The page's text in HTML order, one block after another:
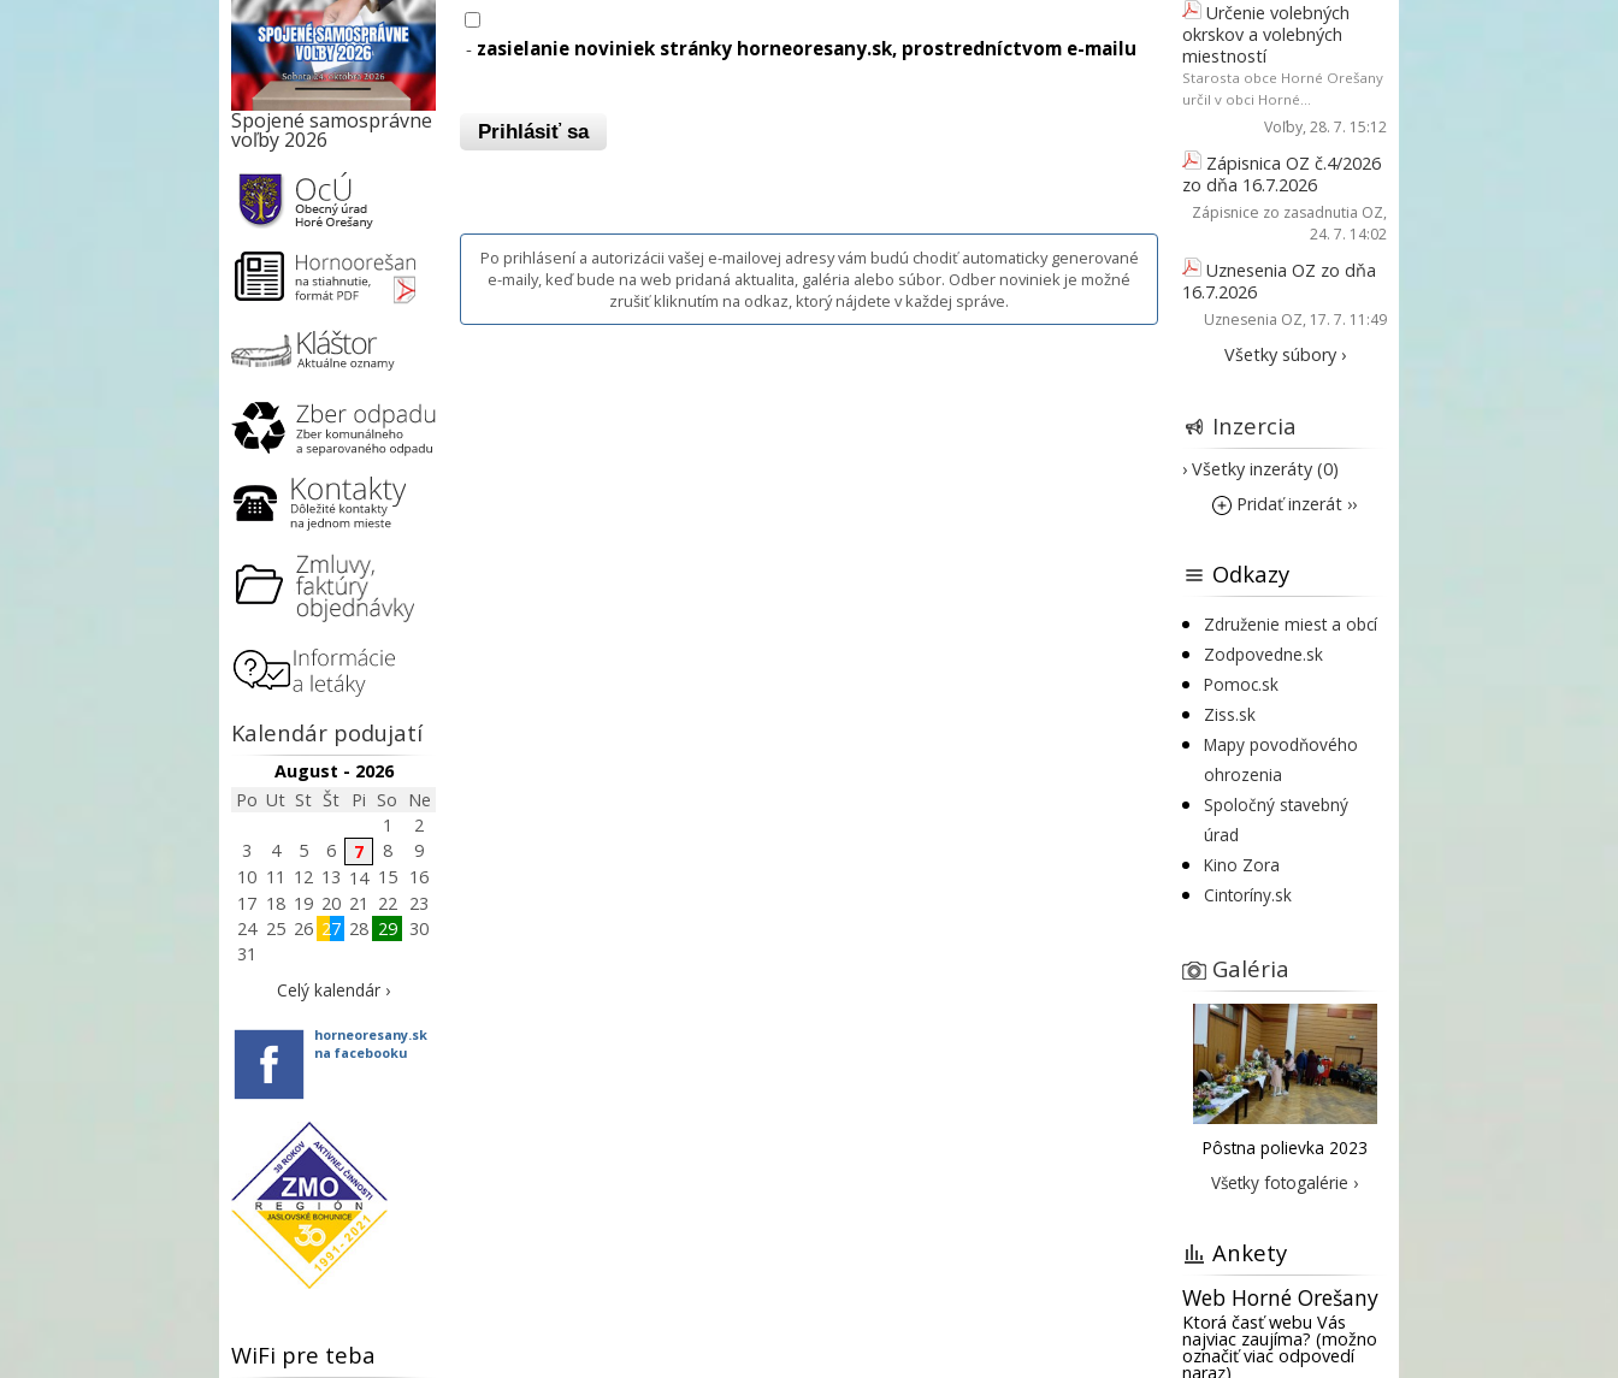
- zasielanie noviniek stránky horneoresany.sk, prostredníctvom e-mailu
Prihlásiť sa
Po prihlásení a autorizácii vašej e-mailovej adresy vám budú chodiť automaticky generované
e-maily, keď bude na web pridaná aktualita, galéria alebo súbor. Odber noviniek je možné
zrušiť kliknutím na odkaz, ktorý nájdete v každej správe.
Spojené samosprávne
voľby 2026
Kalendár podujatí
August - 2026
Po Ut St Št Pi So Ne
1
2
3
4 5 6 7 8
9
10 11 12 13 14 15
16
17 18 19 20 21 22
23
24 25 26 27 28 29
30
31
Celý kalendár ›
horneoresany.sk
na facebooku
WiFi pre teba
Určenie volebných
okrskov a volebných
miestností
Starosta obce Horné Orešany
určil v obci Horné...
Voľby, 28. 7. 15:12
Zápisnica OZ č.4/2026
zo dňa 16.7.2026
Zápisnice zo zasadnutia OZ,
24. 7. 14:02
Uznesenia OZ zo dňa
16.7.2026
Uznesenia OZ, 17. 7. 11:49
Všetky súbory ›
Inzercia
› Všetky inzeráty (0)
Pridať inzerát ››
Odkazy
Združenie miest a obcí
Zodpovedne.sk
Pomoc.sk
Ziss.sk
Mapy povodňového
ohrozenia
Spoločný stavebný
úrad
Kino Zora
Cintoríny.sk
Galéria
Pôstna polievka 2023
Všetky fotogalérie ›
Ankety
Web Horné Orešany
Ktorá časť webu Vás
najviac zaujíma? (možno
označiť viac odpovedí
naraz)